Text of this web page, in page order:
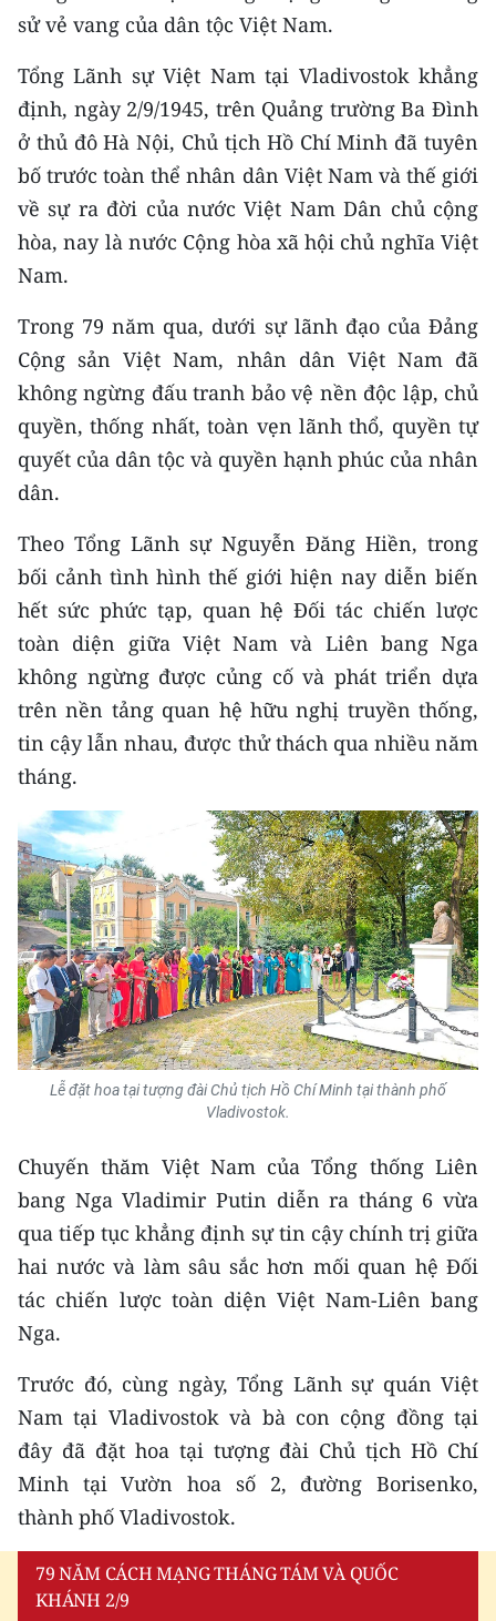
ENGLISH
中文
FRANÇAIS
РУССКИЙ
ESPAÑOL
한국어
sử vẻ vang của dân tộc Việt Nam.
Tổng Lãnh sự Việt Nam tại Vladivostok khẳng
định, ngày 2/9/1945, trên Quảng trường Ba Đình
ở thủ đô Hà Nội, Chủ tịch Hồ Chí Minh đã tuyên
bố trước toàn thể nhân dân Việt Nam và thế giới
về sự ra đời của nước Việt Nam Dân chủ cộng
hòa, nay là nước Cộng hòa xã hội chủ nghĩa Việt
Nam.
Trong 79 năm qua, dưới sự lãnh đạo của Đảng
Cộng sản Việt Nam, nhân dân Việt Nam đã
không ngừng đấu tranh bảo vệ nền độc lập, chủ
quyền, thống nhất, toàn vẹn lãnh thổ, quyền tự
quyết của dân tộc và quyền hạnh phúc của nhân
dân.
Theo Tổng Lãnh sự Nguyễn Đăng Hiền, trong
bối cảnh tình hình thế giới hiện nay diễn biến
hết sức phức tạp, quan hệ Đối tác chiến lược
toàn diện giữa Việt Nam và Liên bang Nga
không ngừng được củng cố và phát triển dựa
trên nền tảng quan hệ hữu nghị truyền thống,
tin cậy lẫn nhau, được thử thách qua nhiều năm
tháng.
Lễ đặt hoa tại tượng đài Chủ tịch Hồ Chí Minh tại thành phố
Vladivostok.
Chuyến thăm Việt Nam của Tổng thống Liên
bang Nga Vladimir Putin diễn ra tháng 6 vừa
qua tiếp tục khẳng định sự tin cậy chính trị giữa
hai nước và làm sâu sắc hơn mối quan hệ Đối
tác chiến lược toàn diện Việt Nam-Liên bang
Nga.
Trước đó, cùng ngày, Tổng Lãnh sự quán Việt
Nam tại Vladivostok và bà con cộng đồng tại
đây đã đặt hoa tại tượng đài Chủ tịch Hồ Chí
Minh tại Vườn hoa số 2, đường Borisenko,
thành phố Vladivostok.
79 NĂM CÁCH MẠNG THÁNG TÁM VÀ QUỐC
KHÁNH 2/9